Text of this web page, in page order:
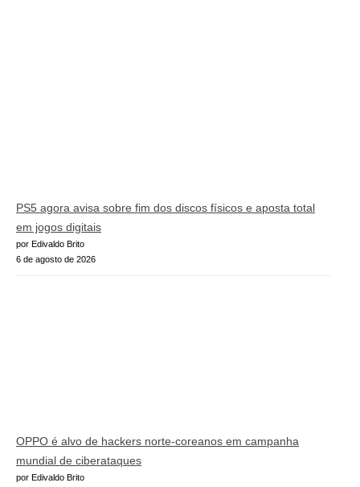
PS5 agora avisa sobre fim dos discos físicos e aposta total
em jogos digitais
por Edivaldo Brito
6 de agosto de 2026
OPPO é alvo de hackers norte-coreanos em campanha
mundial de ciberataques
por Edivaldo Brito